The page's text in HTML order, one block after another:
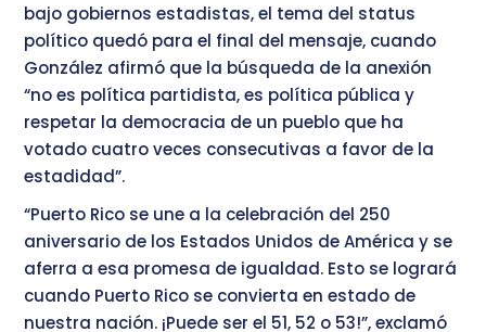
bajo gobiernos estadistas, el tema del status
político quedó para el final del mensaje, cuando
González afirmó que la búsqueda de la anexión
“no es política partidista, es política pública y
respetar la democracia de un pueblo que ha
votado cuatro veces consecutivas a favor de la
estadidad”.
“Puerto Rico se une a la celebración del 250
aniversario de los Estados Unidos de América y se
aferra a esa promesa de igualdad. Esto se logrará
cuando Puerto Rico se convierta en estado de
nuestra nación. ¡Puede ser el 51, 52 o 53!”, exclamó